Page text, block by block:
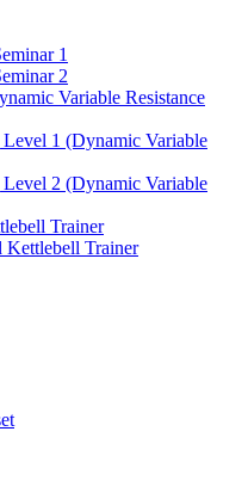
1
2
Variable Resistance
1 (Dynamic Variable
2 (Dynamic Variable
Trainer
Kettlebell Trainer